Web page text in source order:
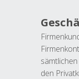
den